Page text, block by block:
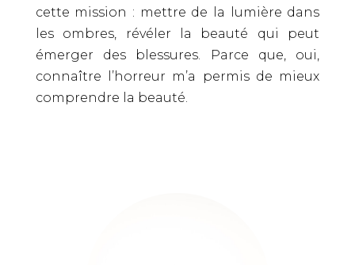
cette mission : mettre de la lumière dans
les ombres, révéler la beauté qui peut
émerger des blessures. Parce que, oui,
connaître l’horreur m’a permis de mieux
comprendre la beauté.